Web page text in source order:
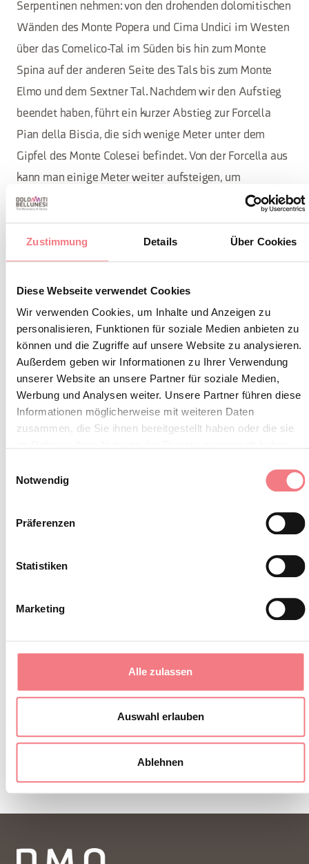
Zustimmung Details Über Cookies
Diese Webseite verwendet Cookies
Wir verwenden Cookies, um Inhalte und Anzeigen zu
personalisieren, Funktionen für soziale Medien anbieten zu
können und die Zugriffe auf unsere Website zu analysieren.
Außerdem geben wir Informationen zu Ihrer Verwendung
unserer Website an unsere Partner für soziale Medien,
Werbung und Analysen weiter. Unsere Partner führen diese
Informationen möglicherweise mit weiteren Daten
zusammen, die Sie ihnen bereitgestellt haben oder die sie
Notwendig
Präferenzen
Statistiken
Marketing
Alle zulassen
Auswahl erlauben
Ablehnen
Serpentinen nehmen: von den drohenden dolomitischen
Wänden des Monte Popera und Cima Undici im Westen
über das Comelico-Tal im Süden bis hin zum Monte
Spina auf der anderen Seite des Tals bis zum Monte
Elmo und dem Sextner Tal. Nachdem wir den Aufstieg
beendet haben, führt ein kurzer Abstieg zur Forcella
Pian della Biscia, die sich wenige Meter unter dem
Gipfel des Monte Colesei befindet. Von der Forcella aus
kann man einige Meter weiter aufsteigen, um
beeindruckende militärische Befestigungen des Vallo
Littorio zu erreichen, die aus der Zeit des Zweiten
Weltkriegs stammen und in die vertikale Wand der
Croda Sora i Colesei gegraben wurden. Von der Forcella
aus geht es in Richtung Passo Monte Croce und von dort
weiter zur Malga Coltrondo, wo wir zu Mittag essen. Am
Nachmittag geht es zurück in Richtung Passo Monte
Croce und abwärts nach Valgrande.
Dauer: 1 Tag – Gesamthöhendifferenz: ca. 850 m
Reservierungen bis 2 Tage vor dem Datum der
Exkursion unter der Nr. 043567021 oder 043562230 oder